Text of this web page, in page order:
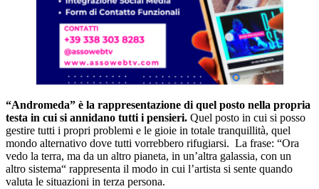
“Andromeda” è la rappresentazione di quel posto nella propria
testa in cui si annidano tutti i pensieri. Quel posto in cui si posso
gestire tutti i propri problemi e le gioie in totale tranquillità, quel
mondo alternativo dove tutti vorrebbero rifugiarsi. La frase: “Ora
vedo la terra, ma da un altro pianeta, in un’altra galassia, con un
altro sistema“ rappresenta il modo in cui l’artista si sente quando
valuta le situazioni in terza persona.